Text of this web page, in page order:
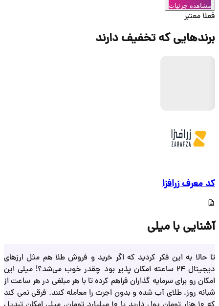
هم مثل ارزهای
می‌شد؟! میلی این
در هر ساعت از
فرقی نمی کند